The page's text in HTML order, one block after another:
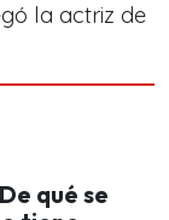
la actriz de
qué se